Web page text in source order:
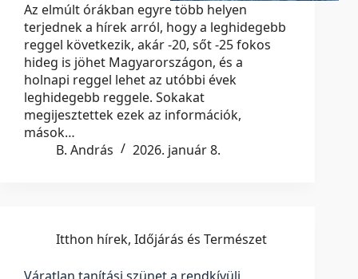
Az elmúlt órákban egyre több helyen
terjednek a hírek arról, hogy a leghidegebb
reggel következik, akár -20, sőt -25 fokos
hideg is jöhet Magyarországon, és a
holnapi reggel lehet az utóbbi évek
leghidegebb reggele. Sokakat
megijesztettek ezek az információk,
mások…
B. András
2026. január 8.
Itthon hírek, Időjárás és Természet